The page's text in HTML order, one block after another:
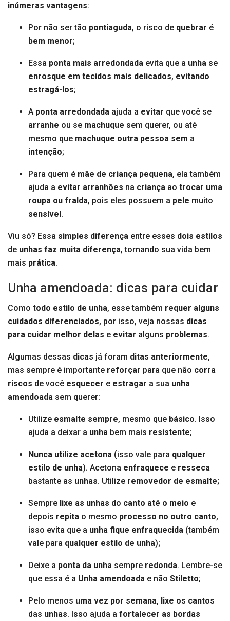
inúmeras vantagens:
Por não ser tão pontiaguda, o risco de quebrar é
bem menor;
Essa ponta mais arredondada evita que a unha se
enrosque em tecidos mais delicados, evitando
estragá-los;
A ponta arredondada ajuda a evitar que você se
arranhe ou se machuque sem querer, ou até
mesmo que machuque outra pessoa sem a
intenção;
Para quem é mãe de criança pequena, ela também
ajuda a evitar arranhões na criança ao trocar uma
roupa ou fralda, pois eles possuem a pele muito
sensível .
Viu só? Essa simples diferença entre esses dois estilos
de unhas faz muita diferença, tornando sua vida bem
mais prática.
Unha amendoada: dicas para cuidar
Como todo estilo de unha, esse também requer alguns
cuidados diferenciados, por isso, veja nossas dicas
para cuidar melhor delas e evitar alguns problemas.
Algumas dessas dicas já foram ditas anteriormente,
mas sempre é importante reforçar para que não corra
riscos de você esquecer e estragar a sua unha
amendoada sem querer:
Utilize esmalte sempre, mesmo que básico. Isso
ajuda a deixar a unha bem mais resistente;
Nunca utilize acetona (isso vale para qualquer
estilo de unha). Acetona enfraquece e resseca
bastante as unhas. Utilize removedor de esmalte;
Sempre lixe as unhas do canto até o meio e
depois repita o mesmo processo no outro canto,
isso evita que a unha fique enfraquecida (também
vale para qualquer estilo de unha);
Deixe a ponta da unha sempre redonda. Lembre-se
que essa é a Unha amendoada e não Stiletto;
Pelo menos uma vez por semana, lixe os cantos
das unhas. Isso ajuda a fortalecer as bordas